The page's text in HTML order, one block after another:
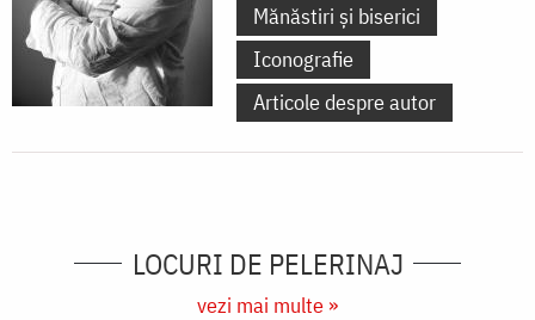
Mănăstiri și biserici
Iconografie
Articole despre autor
LOCURI DE PELERINAJ
vezi mai multe »